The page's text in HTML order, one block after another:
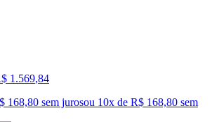
1.569,84
168,80 sem jurosou 10x de R$ 168,80 sem